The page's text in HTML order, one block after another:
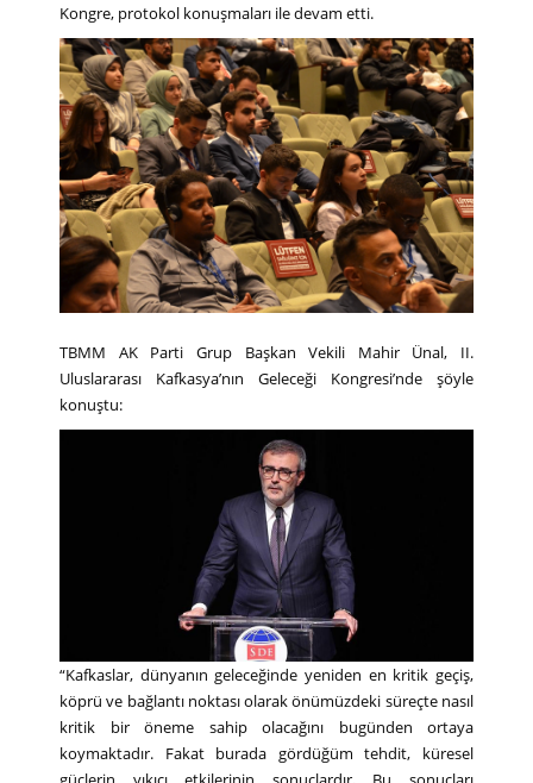
Kongre, protokol konuşmaları ile devam etti.
TBMM AK Parti Grup Başkan Vekili Mahir Ünal, II.
Uluslararası Kafkasya’nın Geleceği Kongresi’nde şöyle
konuştu:
“Kafkaslar, dünyanın geleceğinde yeniden en kritik geçiş,
köprü ve bağlantı noktası olarak önümüzdeki süreçte nasıl
kritik bir öneme sahip olacağını bugünden ortaya
koymaktadır. Fakat burada gördüğüm tehdit, küresel